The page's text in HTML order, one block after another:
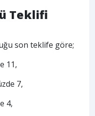
Teklifi
son teklife göre;
11,
7,
4,